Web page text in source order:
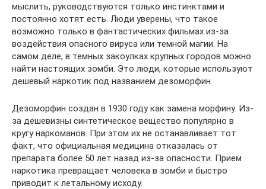
мыслить, руководствуются только инстинктами и
постоянно хотят есть. Люди уверены, что такое
возможно только в фантастических фильмах из-за
воздействия опасного вируса или темной магии. На
самом деле, в темных закоулках крупных городов можно
найти настоящих зомби. Это люди, которые используют
дешевый наркотик под названием дезоморфин.
Дезоморфин создан в 1930 году как замена морфину. Из-
за дешевизны синтетическое вещество популярно в
кругу наркоманов. При этом их не останавливает тот
факт, что официальная медицина отказалась от
препарата более 50 лет назад из-за опасности. Прием
наркотика превращает человека в зомби и быстро
приводит к летальному исходу.